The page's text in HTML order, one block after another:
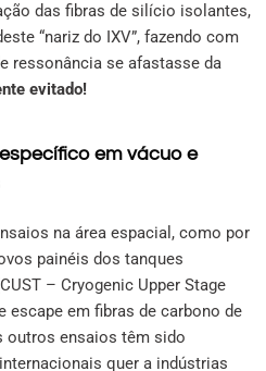
das fibras de silício isolantes,
“nariz do IXV”, fazendo com
ressonância se afastasse da
evitado!
em vácuo e
na área espacial, como por
painéis dos tanques
– Cryogenic Upper Stage
escape em fibras de carbono de
outros ensaios têm sido
quer a indústrias